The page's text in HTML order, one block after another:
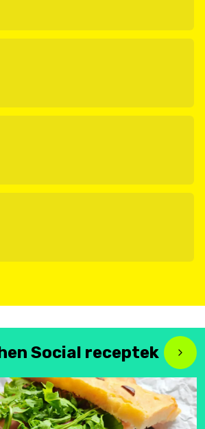
Social receptek